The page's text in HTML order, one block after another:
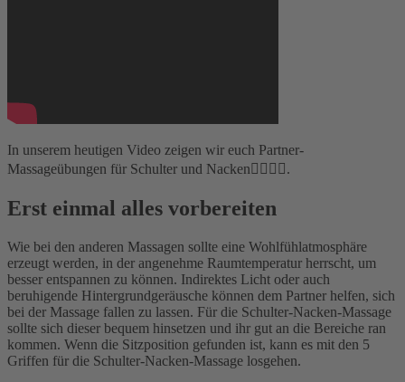
In unserem heutigen Video zeigen wir euch Partner-
Massageübungen für Schulter und Nacken🙋‍♀️🙋‍♂️.
Erst einmal alles vorbereiten
Wie bei den anderen Massagen sollte eine Wohlfühlatmosphäre
erzeugt werden, in der angenehme Raumtemperatur herrscht, um
besser entspannen zu können. Indirektes Licht oder auch
beruhigende Hintergrundgeräusche können dem Partner helfen, sich
bei der Massage fallen zu lassen. Für die Schulter-Nacken-Massage
sollte sich dieser bequem hinsetzen und ihr gut an die Bereiche ran
kommen. Wenn die Sitzposition gefunden ist, kann es mit den 5
Griffen für die Schulter-Nacken-Massage losgehen.